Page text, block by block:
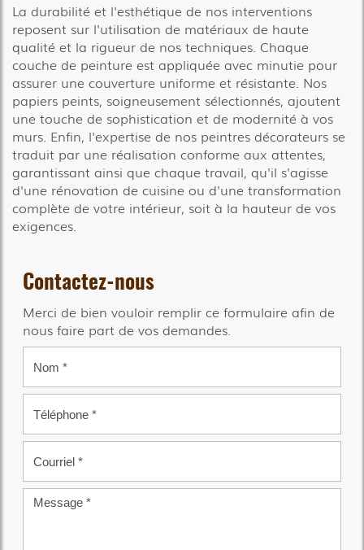
La durabilité et l'esthétique de nos interventions
reposent sur l'utilisation de matériaux de haute
qualité et la rigueur de nos techniques. Chaque
couche de peinture est appliquée avec minutie pour
assurer une couverture uniforme et résistante. Nos
papiers peints, soigneusement sélectionnés, ajoutent
une touche de sophistication et de modernité à vos
murs. Enfin, l'expertise de nos peintres décorateurs se
traduit par une réalisation conforme aux attentes,
garantissant ainsi que chaque travail, qu'il s'agisse
d'une rénovation de cuisine ou d'une transformation
complète de votre intérieur, soit à la hauteur de vos
exigences.
Contactez-nous
Merci de bien vouloir remplir ce formulaire afin de
nous faire part de vos demandes.